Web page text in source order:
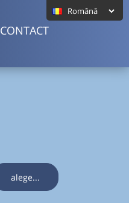
CONTACT
alege...